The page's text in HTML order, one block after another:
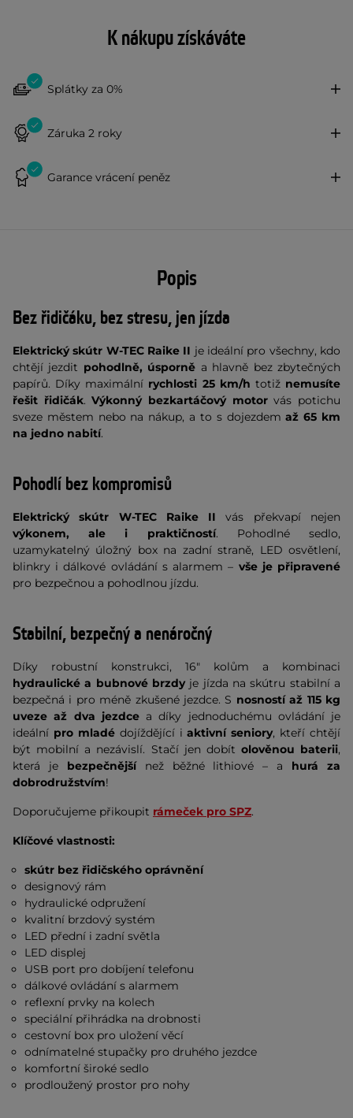
K nákupu získáváte
Splátky za 0%
Záruka 2 roky
Garance vrácení peněz
Popis
Bez řidičáku, bez stresu, jen jízda
Elektrický skútr W-TEC Raike II je ideální pro všechny, kdo
chtějí jezdit pohodlně, úsporně a hlavně bez zbytečných
papírů. Díky maximální rychlosti 25 km/h totiž nemusíte
řešit řidičák.Výkonný bezkartáčový motorvás potichu
sveze městem nebo na nákup, a to s dojezdemaž 65 km
na jedno nabití.
Pohodlí bez kompromisů
Elektrický skútr W-TEC Raike IIvás překvapí nejen
výkonem, ale i praktičností. Pohodlné sedlo,
uzamykatelný úložný box na zadní straně, LED osvětlení,
blinkry i dálkové ovládání s alarmem – vše je připravené
pro bezpečnou a pohodlnou jízdu.
Stabilní, bezpečný a nenáročný
Díky robustní konstrukci, 16" kolům a kombinaci
hydraulické a bubnové brzdyje jízda na skútru stabilní a
bezpečná i pro méně zkušené jezdce. S nosností až 115 kg
uveze až dva jezdcea díky jednoduchému ovládání je
ideální pro mladédojíždějící iaktivní seniory, kteří chtějí
být mobilní a nezávislí. Stačí jen dobít olověnou baterii,
která je bezpečnější než běžné lithiové – a hurá za
dobrodružstvím!
Doporučujeme přikoupit rámeček pro SPZ.
Klíčové vlastnosti:
skútr bez řidičského oprávnění
designový rám
hydraulické odpružení
kvalitní brzdový systém
LED přední i zadní světla
LED displej
USB port pro dobíjení telefonu
dálkové ovládání s alarmem
reflexní prvky na kolech
speciální přihrádka na drobnosti
cestovní box pro uložení věcí
odnímatelné stupačky pro druhého jezdce
komfortní široké sedlo
prodloužený prostor pro nohy